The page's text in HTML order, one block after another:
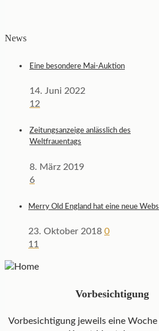
News
Eine besondere Mai-Auktion
14. Juni 2022
12
Zeitungsanzeige anlässlich des
Weltfrauentags
8. März 2019
6
Merry Old England hat eine neue
23. Oktober 2018 0
11
Vorbesichtigung
Vorbesichtigung jeweils eine